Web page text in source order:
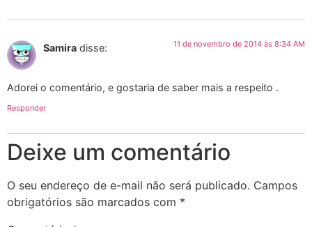
Samira disse: 11 de novembro de 2014 às 8:34 AM
Adorei o comentário, e gostaria de saber mais a respeito .
Responder
Deixe um comentário
O seu endereço de e-mail não será publicado. Campos
obrigatórios são marcados com *